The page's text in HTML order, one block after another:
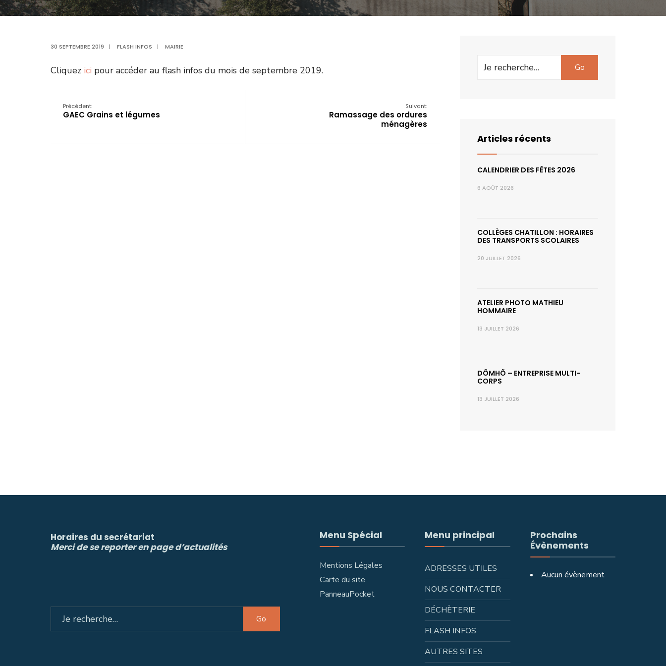
30 SEPTEMBRE 2019 | FLASH INFOS | MAIRIE
Cliquez ici pour accéder au flash infos du mois de septembre 2019.
Précédent:
GAEC Grains et légumes
Suivant:
Ramassage des ordures
ménagères
Search
Go
Articles récents
CALENDRIER DES FÊTES 2026
6 AOÛT 2026
COLLÈGES CHATILLON : HORAIRES
DES TRANSPORTS SCOLAIRES
20 JUILLET 2026
ATELIER PHOTO MATHIEU
HOMMAIRE
13 JUILLET 2026
DÕMHÕ – ENTREPRISE MULTI-
CORPS
13 JUILLET 2026
Horaires du secrétariat
Merci de se reporter en page d’actualités
Go
Menu Spécial
Mentions Légales
Carte du site
PanneauPocket
Menu principal
ADRESSES UTILES
NOUS CONTACTER
DÉCHÈTERIE
FLASH INFOS
AUTRES SITES
Prochains
Évènements
Aucun évènement